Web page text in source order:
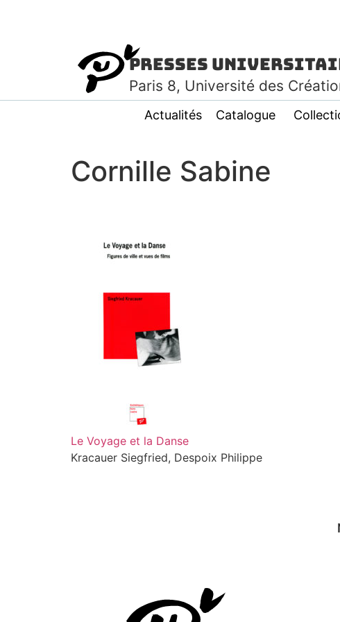
Presses
Paris 8, Université des
Actualités Catalogue
Cornille Sabine
Le Voyage et la Danse
Kracauer Siegfried, Despoix Philippe